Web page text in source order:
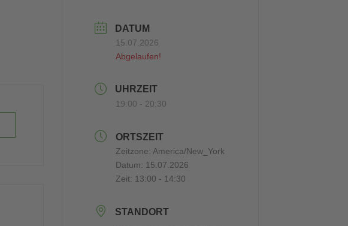
DATUM
15.07.2026
Abgelaufen!
UHRZEIT
19:00 - 20:30
ORTSZEIT
Zeitzone: America/New_York
Datum: 15.07.2026
Zeit: 13:00 - 14:30
STANDORT